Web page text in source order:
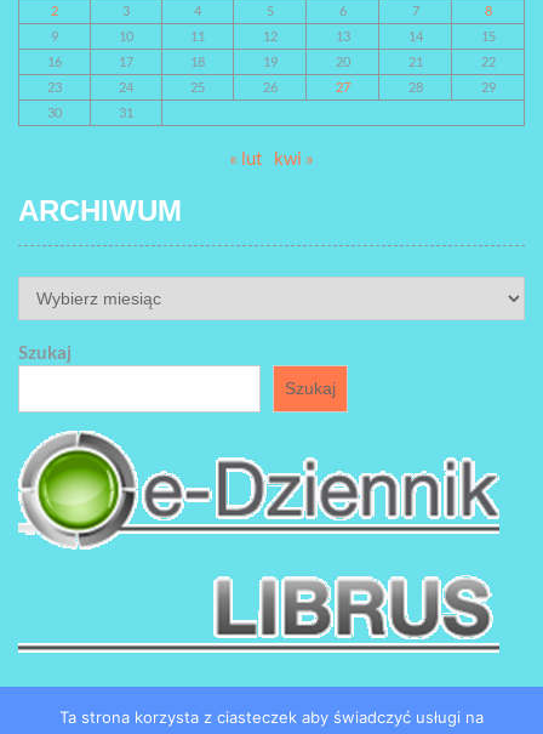
2
3 4 5 6 7
8
9
10 11 12 13 14
15
16
17 18 19 20 21
22
23
24 25 26 27 28
29
30
31
« lut kwi »
ARCHIWUM
ARCHIWUM
Szukaj
Szukaj
Ta strona korzysta z ciasteczek aby świadczyć usługi na